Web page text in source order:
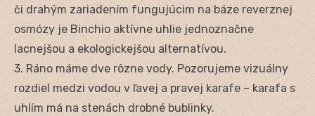
či drahým zariadením fungujúcim na báze reverznej
osmózy je Binchio aktívne uhlie jednoznačne
lacnejšou a ekologickejšou alternatívou.
3. Ráno máme dve rôzne vody. Pozorujeme vizuálny
rozdiel medzi vodou v ľavej a pravej karafe – karafa s
uhlím má na stenách drobné bublinky.